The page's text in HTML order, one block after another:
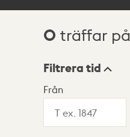
Sökresultat
0 träffar på
Visningsläge
Filtrera tid
Från